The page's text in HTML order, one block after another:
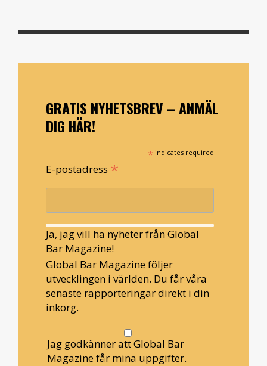
GRATIS NYHETSBREV – ANMÄL
DIG HÄR!
* indicates required
E-postadress *
Ja, jag vill ha nyheter från Global
Bar Magazine!
Global Bar Magazine följer
utvecklingen i världen. Du får våra
senaste rapporteringar direkt i din
inkorg.
Jag godkänner att Global Bar
Magazine får mina uppgifter.